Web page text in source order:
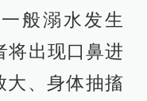
般溺水发生
将出现口鼻进
大、身体抽搐